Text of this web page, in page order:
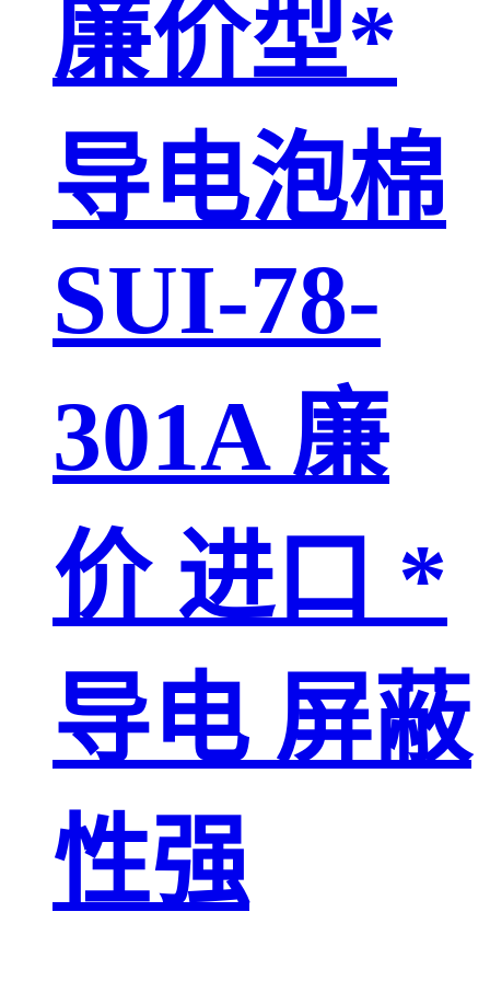
廉价型*
导电泡棉
SUI-78-
301A 廉
价 进口 *
导电 屏蔽
性强